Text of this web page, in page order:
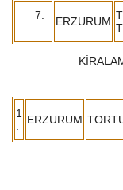
ERZURUM
KİRALAMASI
1
ERZURUM